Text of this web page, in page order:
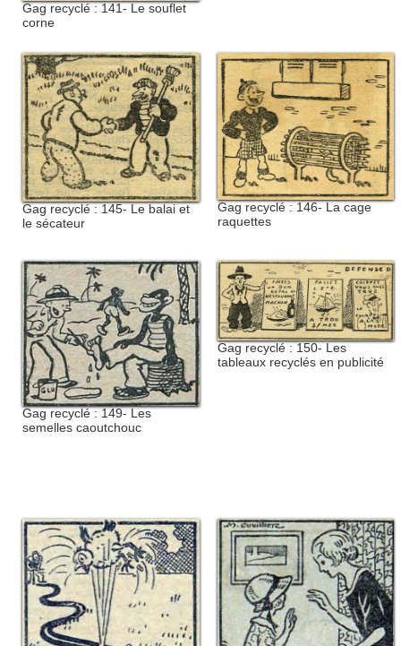
Gag recyclé : 141- Le souflet
corne
Gag recyclé : 145- Le balai et
le sécateur
Gag recyclé : 146- La cage
raquettes
Gag recyclé : 149- Les
semelles caoutchouc
Gag recyclé : 150- Les
tableaux recyclés en publicité